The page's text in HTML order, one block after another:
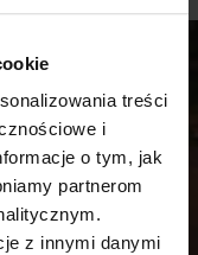
treści
i
o tym, jak
partnerom
z innymi danymi